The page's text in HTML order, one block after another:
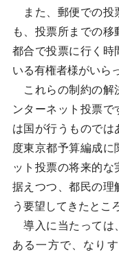
また、郵便での投
も、投票所までの
都合で投票に行く時
いる有権者様がいら
これらの制約の解
ンターネット投票
は国が行うもので
度東京都予算編成
ット投票の将来的
据えつつ、都民の理
う要望してきたとこ
導入に当たっては
ある一方で、なり